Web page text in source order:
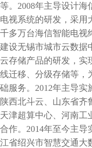
等。2008年主导设计
电视系统的研发，采用
千多万台海信智能电视
建设无锡市城市云数据
云存储产品的研发，实
线迁移、分级存储等，
础服务。2012年主导实
陕西北斗云、山东省齐
天津超算中心、河南工
合作。2014年至今主
江省绍兴市智慧交通大